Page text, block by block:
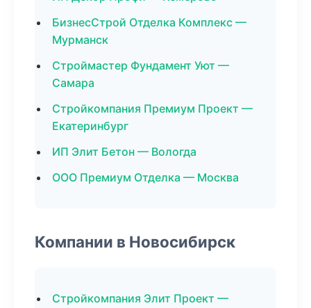
БизнесСтрой Отделка Комплекс —
Мурманск
Строймастер Фундамент Уют —
Самара
Стройкомпания Премиум Проект —
Екатеринбург
ИП Элит Бетон — Вологда
ООО Премиум Отделка — Москва
Компании в Новосибирск
Стройкомпания Элит Проект —